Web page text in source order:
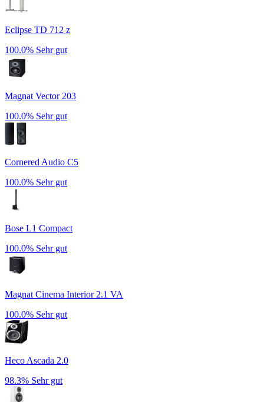
Eclipse TD 712 z
100.0% Sehr gut
Magnat Vector 203
100.0% Sehr gut
Cornered Audio C5
100.0% Sehr gut
Bose L1 Compact
100.0% Sehr gut
Magnat Cinema Interior 2.1 VA
100.0% Sehr gut
Heco Ascada 2.0
98.3% Sehr gut